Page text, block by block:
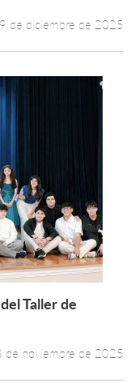
de diciembre de 2025
Leer más +
Taller de
de noviembre de 2025